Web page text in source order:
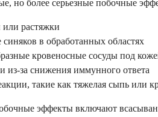
но более серьезные побочные
растяжки
синяков в обработанных областях
кровеносные сосуды под
за снижения иммунного ответа
такие как тяжелая сыпь или
эффекты включают